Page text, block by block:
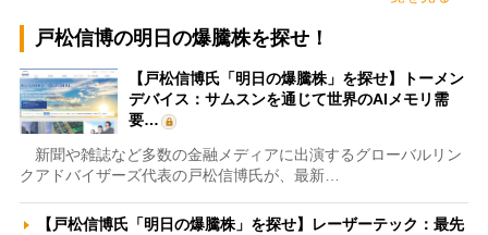
戸松信博の明日の爆騰株を探せ！
【戸松信博氏「明日の爆騰株」を探せ】トーメン
デバイス：サムスンを通じて世界のAIメモリ需
要…
新聞や雑誌など多数の金融メディアに出演するグローバルリン
クアドバイザーズ代表の戸松信博氏が、最新…
【戸松信博氏「明日の爆騰株」を探せ】レーザーテック：最先